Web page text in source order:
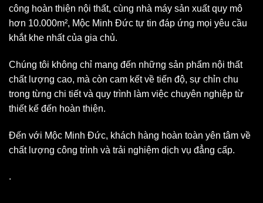
công hoàn thiện nội thất, cùng nhà máy sản xuất quy mô
hơn 10.000m², Mộc Minh Đức tự tin đáp ứng mọi yêu cầu
khắt khe nhất của gia chủ.
Chúng tôi không chỉ mang đến những sản phẩm nội thất
chất lượng cao, mà còn cam kết về tiến độ, sự chỉn chu
trong từng chi tiết và quy trình làm việc chuyên nghiệp từ
thiết kế đến hoàn thiện.
Đến với Mộc Minh Đức, khách hàng hoàn toàn yên tâm về
chất lượng công trình và trải nghiệm dịch vụ đẳng cấp.
.